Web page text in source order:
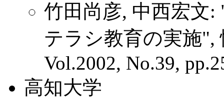
竹田尚彦, 中西宏文
テラシ教育の実施",
Vol.2002, No.39,
高知大学